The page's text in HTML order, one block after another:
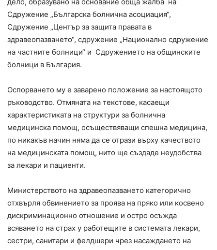
дело, образувано на основание обща жалба на
Сдружение „Българска болнична асоциация“,
Сдружение „Център за защита правата в
здравеопазването“, сдружение „Национално сдружение
на частните болници“ и Сдружението на общинските
болници в България.
Оспорването му е заварено положение за настоящото
ръководство. Отмяната на текстове, касаещи
характеристиката на структури за болнична
медицинска помощ, осъществяващи спешна медицина,
по никакъв начин няма да се отрази върху качеството
на медицинската помощ, нито ще създаде неудобства
за лекари и пациенти.
Министерството на здравеопазването категорично
отхвърля обвинението за проява на пряко или косвено
дискриминационно отношение и остро осъжда
всяването на страх у работещите в системата лекари,
сестри, санитари и фелдшери чрез насаждането на